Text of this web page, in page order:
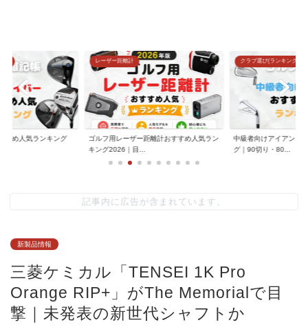
すめ人気ランキング
レーザー距離計
ゴルフ用レーザー距離計おすすめ人気ラン
キング2026｜目...
クラブ選び(ランキング)
中級者向けアイアンお
グ｜90切り・80...
記事内に広告が含まれています。
新製品情報
三菱ケミカル「TENSEI 1K Pro
Orange RIP+」がThe Memorialで目
撃｜未発表の新世代シャフトか